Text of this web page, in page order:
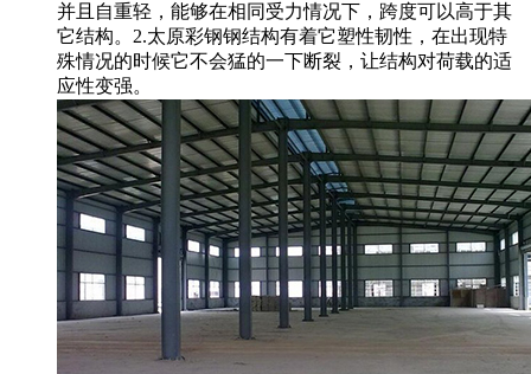
并且自重轻，能够在相同受力情况下，跨度可以高于其
它结构。2.太原彩钢钢结构有着它塑性韧性，在出现特
殊情况的时候它不会猛的一下断裂，让结构对荷载的适
应性变强。